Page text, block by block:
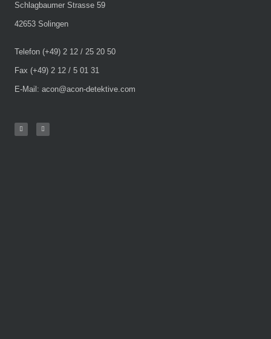
Schlagbaumer Strasse 59
42653 Solingen
Telefon (+49) 2 12 / 25 20 50
Fax (+49) 2 12 / 5 01 31
E-Mail: acon@acon-detektive.com